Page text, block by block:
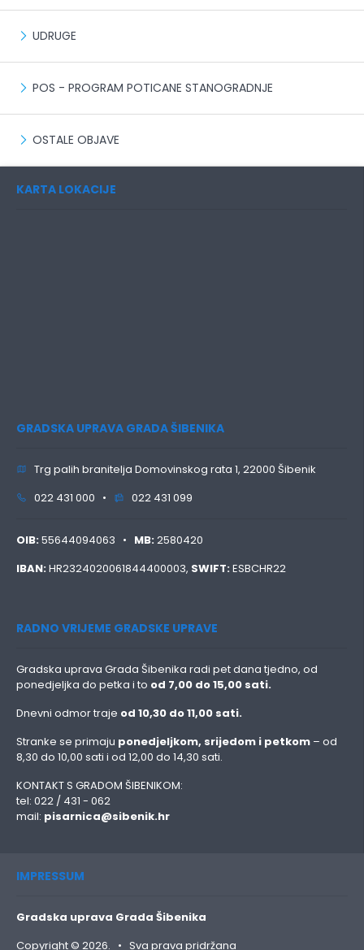
UDRUGE
POS - PROGRAM POTICANE STANOGRADNJE
OSTALE OBJAVE
KARTA LOKACIJE
GRADSKA UPRAVA GRADA ŠIBENIKA
Trg palih branitelja Domovinskog rata 1, 22000 Šibenik
022 431 000 •
022 431 099
OIB:55644094063 • MB:2580420
IBAN:HR2324020061844400003, SWIFT:ESBCHR22
RADNO VRIJEME GRADSKE UPRAVE
Gradska uprava Grada Šibenika radi pet dana tjedno, od
ponedjeljka do petka i to od 7,00 do 15,00 sati.
Dnevni odmor traje od 10,30 do 11,00 sati.
Stranke se primaju ponedjeljkom, srijedom i petkom – od
8,30 do 10,00 sati i od 12,00 do 14,30 sati.
KONTAKT S GRADOM ŠIBENIKOM:
tel: 022 / 431 - 062
mail: pisarnica@sibenik.hr
IMPRESSUM
Gradska uprava Grada Šibenika
Copyright © 2026. • Sva prava pridržana